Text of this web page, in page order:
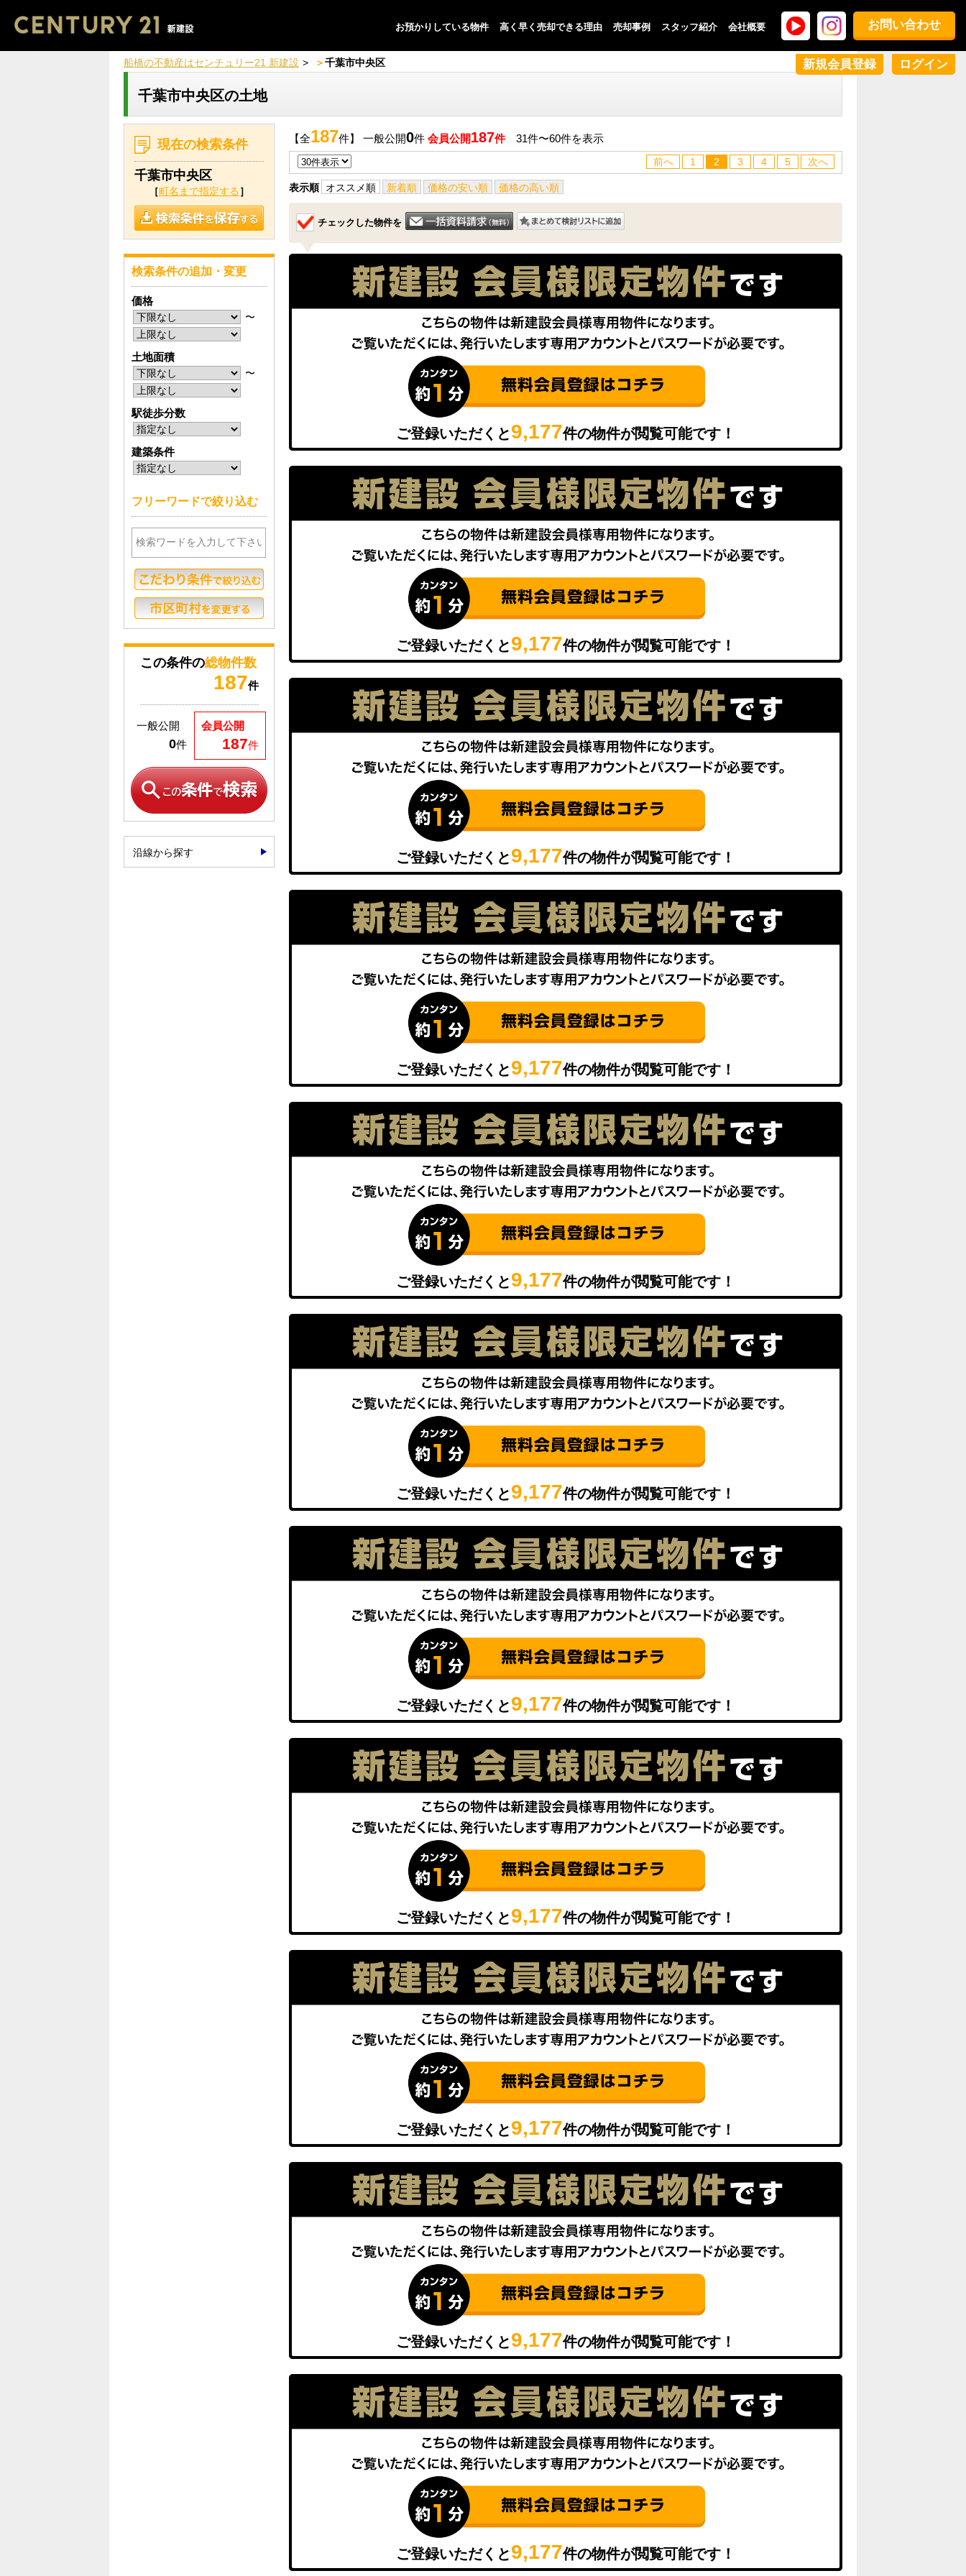
お預かりしている物件 高く早く売却できる理由 売却事例 スタッフ紹介 会社概要
新規会員登録 ログイン
お問い合わせ
船橋の不動産はセンチュリー21 新建設 千葉市中央区
千葉市中央区の土地
【全187件】 一般公開0件 会員公開187件31件〜60件を表示
前へ 1 2 3 4 5 次へ
表示順 オススメ順 新着順 価格の安い順 価格の高い順
チェックした物件を
ご登録いただくと9,177件の物件が閲覧可能です！
ご登録いただくと9,177件の物件が閲覧可能です！
ご登録いただくと9,177件の物件が閲覧可能です！
ご登録いただくと9,177件の物件が閲覧可能です！
ご登録いただくと9,177件の物件が閲覧可能です！
ご登録いただくと9,177件の物件が閲覧可能です！
ご登録いただくと9,177件の物件が閲覧可能です！
ご登録いただくと9,177件の物件が閲覧可能です！
ご登録いただくと9,177件の物件が閲覧可能です！
ご登録いただくと9,177件の物件が閲覧可能です！
ご登録いただくと9,177件の物件が閲覧可能です！
現在の検索条件
千葉市中央区
［町名まで指定する ］
検索条件の追加・変更
価格
〜
土地面積
〜
駅徒歩分数
建築条件
フリーワードで絞り込む
この条件の総物件数
187件
会員公開
187件
一般公開
0件
沿線から探す